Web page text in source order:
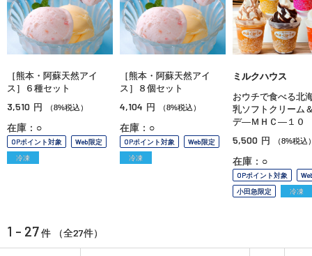
［熊本・阿蘇天然アイ
ス］６種セット
3,510 円 （8%税込）
在庫：○
OPポイント対象
Web限定
冷凍
［熊本・阿蘇天然アイ
ス］８個セット
4,104 円 （8%税込）
在庫：○
OPポイント対象
Web限定
冷凍
ミルクハウス
おウチで食べる北
乳ソフトクリーム
デ—ＭＨＣ—１０
5,500 円 （8%税込
在庫：○
OPポイント対象
小田急限定
冷凍
1 - 27件 （全27件）